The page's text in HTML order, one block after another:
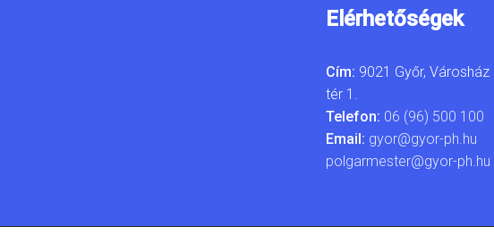
Elérhetőségek
Cím: 9021 Győr, Városház
tér 1.
Telefon: 06 (96) 500 100
Email: gyor@gyor-ph.hu
polgarmester@gyor-ph.hu